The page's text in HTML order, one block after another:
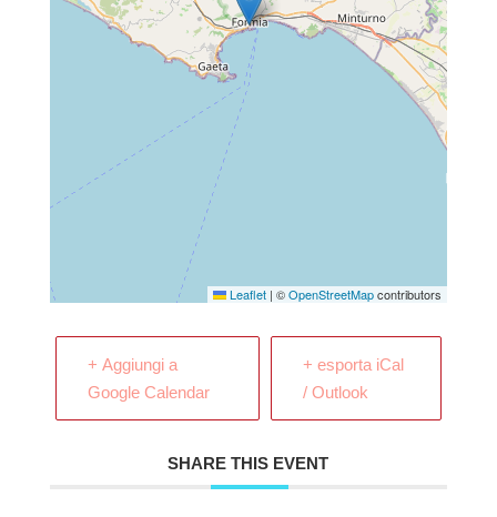
Leaflet | ©OpenStreetMapcontributors
+ Aggiungi a
Google Calendar
+ esporta iCal
/ Outlook
SHARE THIS EVENT